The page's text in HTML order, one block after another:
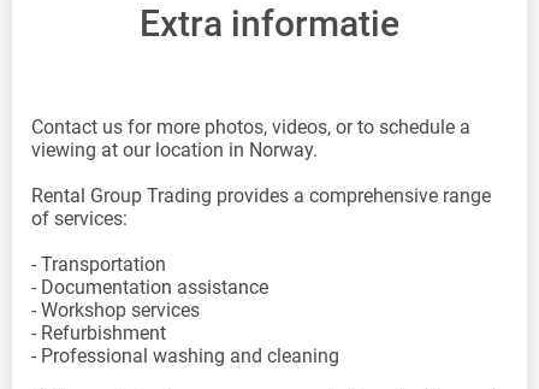
Extra informatie
Contact us for more photos, videos, or to schedule a
viewing at our location in Norway.
Rental Group Trading provides a comprehensive range
of services:
- Transportation
- Documentation assistance
- Workshop services
- Refurbishment
- Professional washing and cleaning